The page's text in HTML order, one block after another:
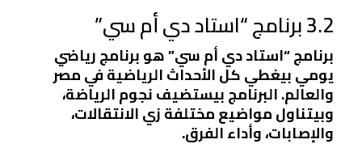
3.2 برنامج “استاد دي أم سي”
برنامج “استاد دي أم سي” هو برنامج رياضي
يومي بيغطي كل الأحداث الرياضية في مصر
والعالم. البرنامج بيستضيف نجوم الرياضة،
وبيتناول مواضيع مختلفة زي الانتقالات،
والإصابات، وأداء الفرق.